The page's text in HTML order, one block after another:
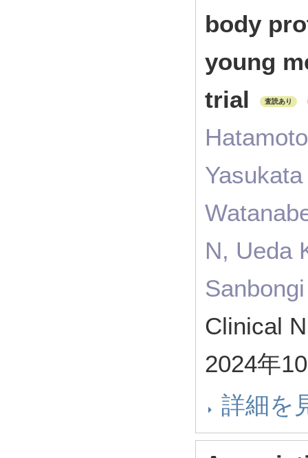
body
young
trial
査読あり
N, Ueda
Clinical
2024年
詳細を